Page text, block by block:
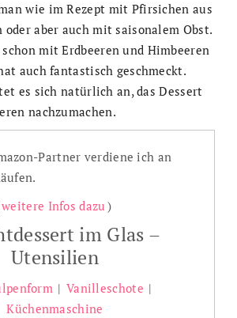
wie im Rezept mit Pfirsichen aus
oder aber auch mit saisonalem Obst.
mit Erdbeeren und Himbeeren
auch fantastisch geschmeckt.
es sich natürlich an, das Dessert
nachzumachen.
Partner verdiene ich an
weitere Infos dazu )
im Glas –
Utensilien
| Vanilleschote |
Küchenmaschine